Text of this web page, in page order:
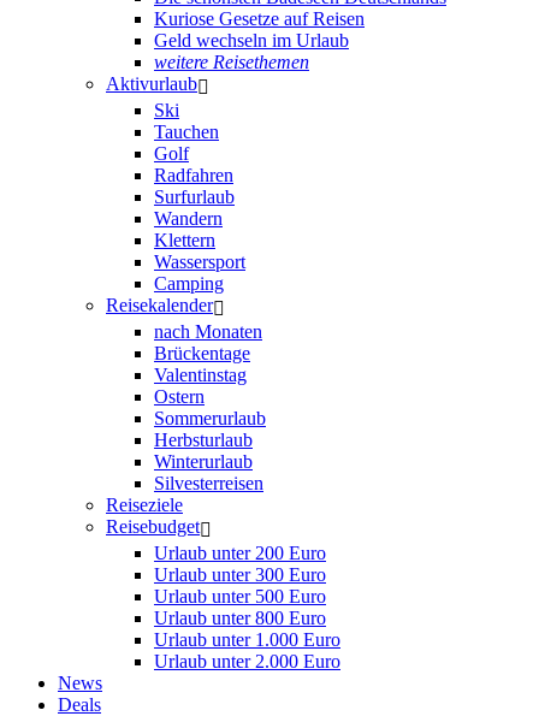
Kuriose Gesetze auf Reisen
Geld wechseln im Urlaub
weitere Reisethemen
Aktivurlaub
Ski
Tauchen
Golf
Radfahren
Surfurlaub
Wandern
Klettern
Wassersport
Camping
Reisekalender
nach Monaten
Brückentage
Valentinstag
Ostern
Sommerurlaub
Herbsturlaub
Winterurlaub
Silvesterreisen
Reiseziele
Reisebudget
Urlaub unter 200 Euro
Urlaub unter 300 Euro
Urlaub unter 500 Euro
Urlaub unter 800 Euro
Urlaub unter 1.000 Euro
Urlaub unter 2.000 Euro
News
Deals